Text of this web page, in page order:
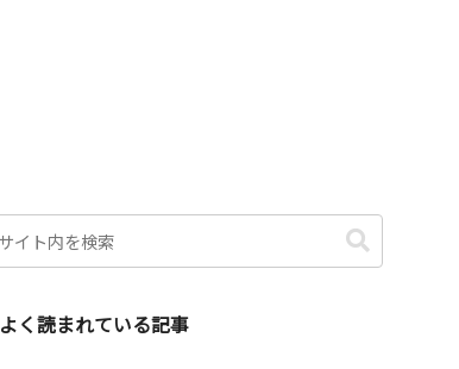
よく読まれている記事